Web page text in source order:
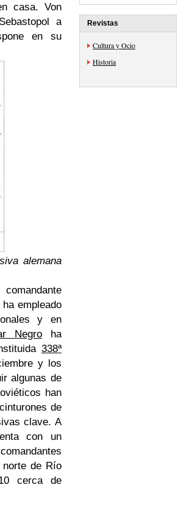
casa. Von
a
en su
alemana
empleado
y en
Negroha
338ª
y los
algunas de
han
de
clave. A
con un
norte de Río
cerca de
Revistas
Cultura y Ocio
Historia